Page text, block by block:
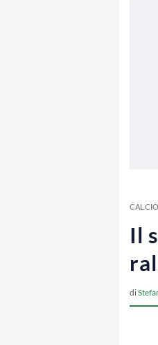
Il
di